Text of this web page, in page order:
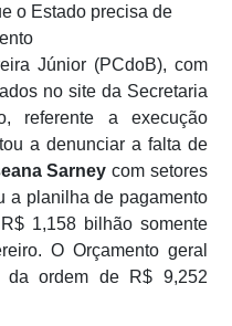
o Estado precisa de
Júnior (PCdoB), com
no site da Secretaria
referente a execução
a denunciar a falta de
Sarney com setores
a planilha de pagamento
1,158 bilhão somente
O Orçamento geral
da ordem de R$ 9,252